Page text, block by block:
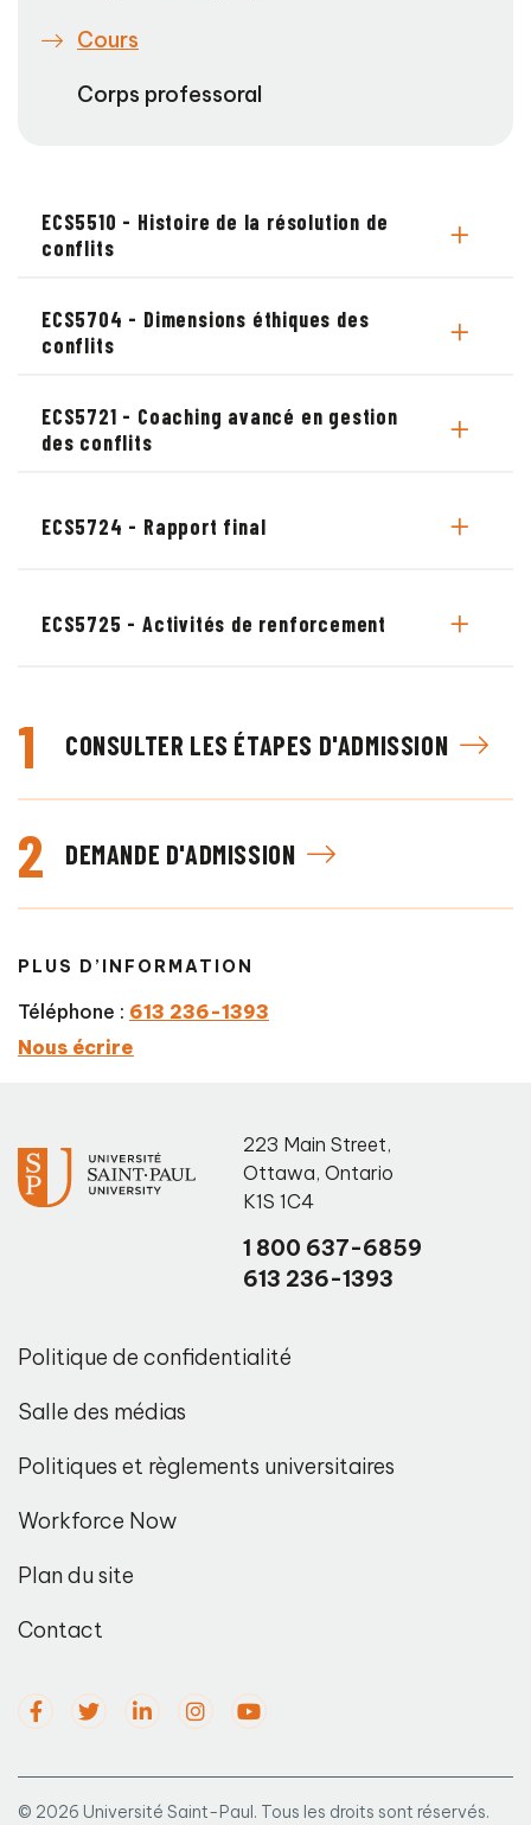
Cours
Corps professoral
1 CONSULTER LES ÉTAPES D'ADMISSION
2 DEMANDE D'ADMISSION
PLUS D’INFORMATION
Téléphone : 613 236-1393
Nous écrire
ECS5510 - Histoire de la résolution de
conflits
ECS5704 - Dimensions éthiques des
conflits
ECS5721 - Coaching avancé en gestion
des conflits
ECS5724 - Rapport final
ECS5725 - Activités de renforcement
223 Main Street,
Ottawa, Ontario
K1S 1C4
1 800 637-6859
613 236-1393
Politique de confidentialité
Salle des médias
Politiques et règlements universitaires
Workforce Now
Plan du site
Contact
© 2026 Université Saint-Paul. Tous les droits sont réservés.